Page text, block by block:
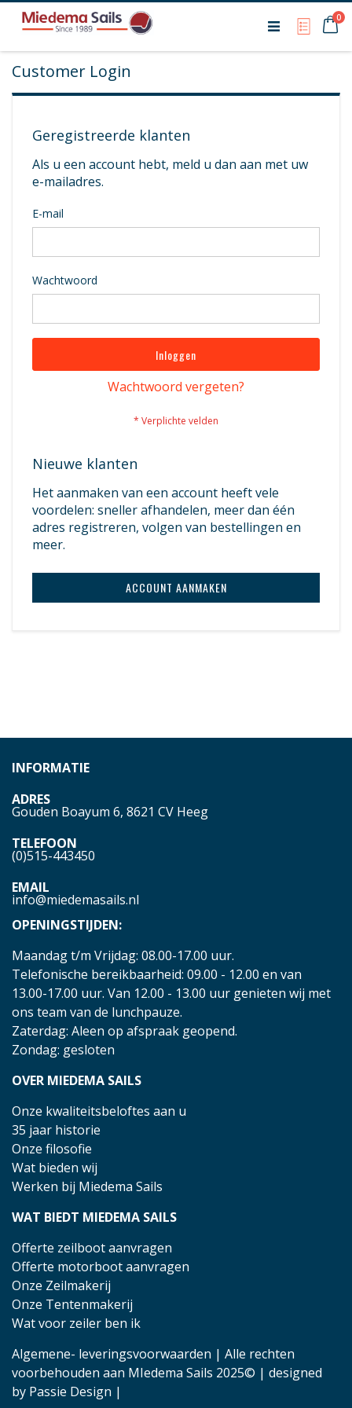
My0
Customer Login
Geregistreerde klanten
Als u een account hebt, meld u dan aan met uw
e-mailadres.
E-mail
Wachtwoord
Inloggen
Wachtwoord vergeten?
Nieuwe klanten
Het aanmaken van een account heeft vele
voordelen: sneller afhandelen, meer dan één
adres registreren, volgen van bestellingen en
meer.
ACCOUNT AANMAKEN
INFORMATIE
ADRES
Gouden Boayum 6, 8621 CV Heeg
TELEFOON
(0)515-443450
EMAIL
info@miedemasails.nl
OPENINGSTIJDEN:
Maandag t/m Vrijdag: 08.00-17.00 uur.
Telefonische bereikbaarheid: 09.00 - 12.00 en van
13.00-17.00 uur. Van 12.00 - 13.00 uur genieten wij met
ons team van de lunchpauze.
Zaterdag: Aleen op afspraak geopend.
Zondag: gesloten
OVER MIEDEMA SAILS
Onze kwaliteitsbeloftes aan u
35 jaar historie
Onze filosofie
Wat bieden wij
Werken bij Miedema Sails
WAT BIEDT MIEDEMA SAILS
Offerte zeilboot aanvragen
Offerte motorboot aanvragen
Onze Zeilmakerij
Onze Tentenmakerij
Wat voor zeiler ben ik
Algemene- leveringsvoorwaarden | Alle rechten
voorbehouden aan MIedema Sails 2025© | designed
by Passie Design |